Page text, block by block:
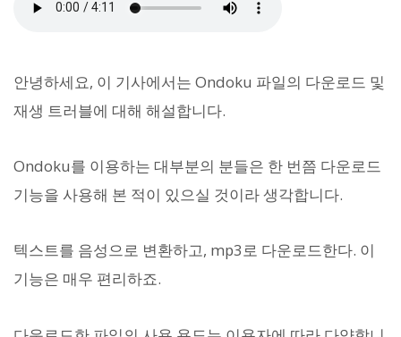
안녕하세요, 이 기사에서는 Ondoku 파일의 다운로드 및
재생 트러블에 대해 해설합니다.
Ondoku를 이용하는 대부분의 분들은 한 번쯤 다운로드
기능을 사용해 본 적이 있으실 것이라 생각합니다.
텍스트를 음성으로 변환하고, mp3로 다운로드한다. 이
기능은 매우 편리하죠.